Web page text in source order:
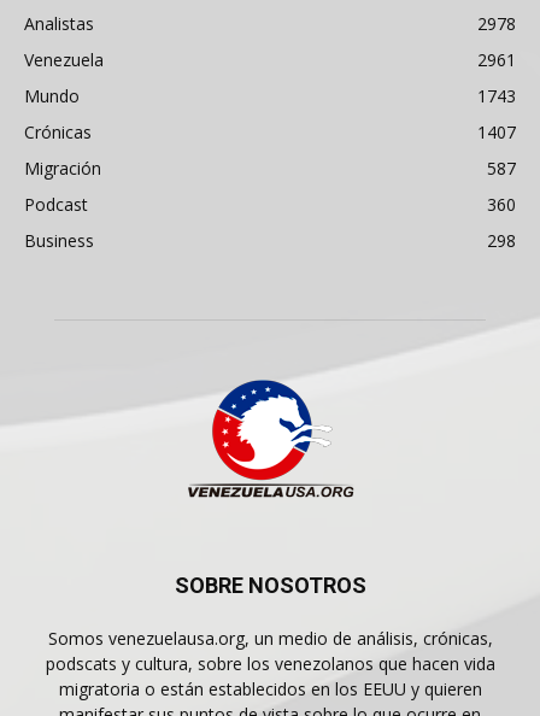
Analistas
2978
Venezuela
2961
Mundo
1743
Crónicas
1407
Migración
587
Podcast
360
Business
298
SOBRE NOSOTROS
Somos venezuelausa.org, un medio de análisis, crónicas,
podscats y cultura, sobre los venezolanos que hacen vida
migratoria o están establecidos en los EEUU y quieren